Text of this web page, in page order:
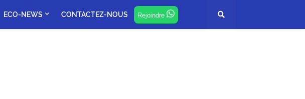
ECO-NEWS CONTACTEZ-NOUS Rejoindre